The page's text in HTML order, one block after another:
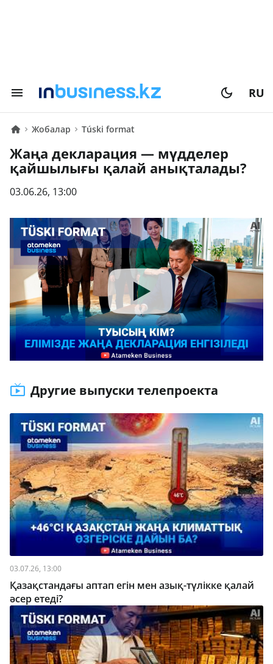
RU
Жобалар Túski format
Жаңа декларация — мүдделер
қайшылығы қалай анықталады?
03.06.26, 13:00
Другие выпуски телепроекта
03.07.26, 13:00
Қазақстандағы аптап егін мен азық-түлікке қалай
әсер етеді?